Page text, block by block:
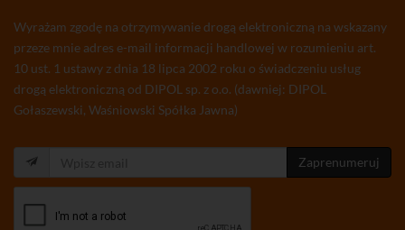
Wyrażam zgodę na otrzymywanie drogą elektroniczną na wskazany
przeze mnie adres e-mail informacji handlowej w rozumieniu art.
10 ust. 1 ustawy z dnia 18 lipca 2002 roku o świadczeniu usług
drogą elektroniczną od DIPOL sp. z o.o. (dawniej: DIPOL
Gołaszewski, Waśniowski Spółka Jawna)
Zaprenumeruj